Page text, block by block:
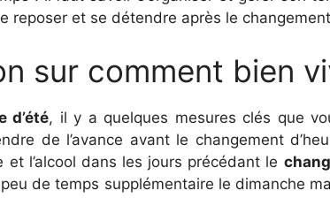
reposer et se détendre après le
sur comment bien
d’été, il y a quelques mesures clés que
de l’avance avant le changement
et l’alcool dans les jours précédant le
de temps supplémentaire le dimanche